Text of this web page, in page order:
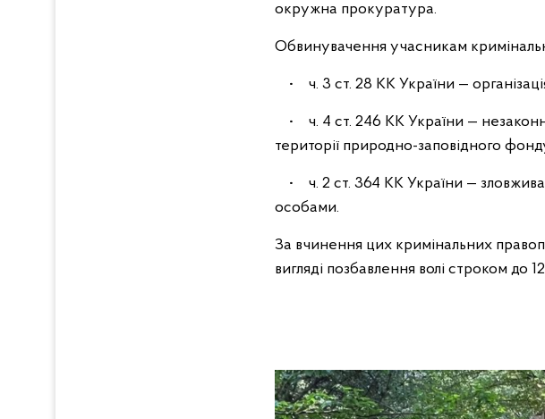
окружна прокуратура.
Обвинувачення учасникам
• ч. 3 ст. 28 КК України —
• ч. 4 ст. 246 КК України —
території природно-заповідного
• ч. 2 ст. 364 КК України —
особами.
За вчинення цих кримінальних
вигляді позбавлення волі строком до